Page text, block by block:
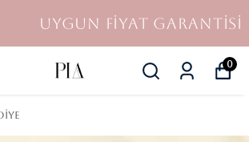
FİYAT GARANTİSİ
0